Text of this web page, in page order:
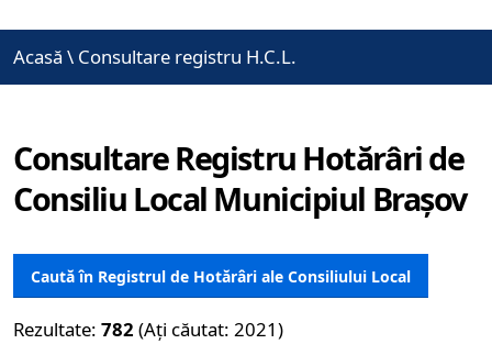
Acasă \ Consultare registru H.C.L.
Consultare Registru Hotărâri de
Consiliu Local Municipiul Brașov
Caută în Registrul de Hotărâri ale Consiliului Local
Rezultate: 782 (Ați căutat: 2021)